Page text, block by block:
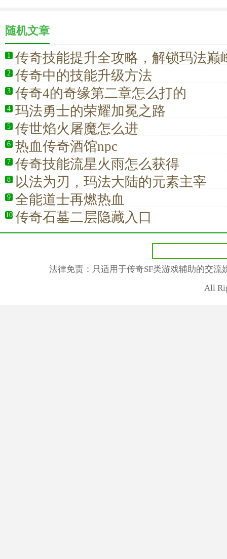
随机文章
1 传奇技能提升全攻略，解锁玛法巅
2 传奇中的技能升级方法
3 传奇4的奇缘第二章怎么打的
4 玛法勇士的荣耀加冕之路
5 传世焰火屠魔怎么进
6 热血传奇酒馆npc
7 传奇技能流星火雨怎么获得
8 以法为刃，玛法大陆的元素主宰
9 全能道士再燃热血
10 传奇石墓二层隐藏入口
法律免责：只适用于传奇SF类游戏辅助的交
All